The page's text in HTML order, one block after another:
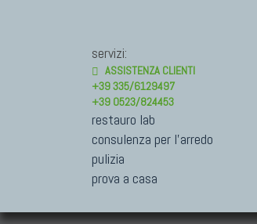
servizi:
ASSISTENZA CLIENTI
+39 335/6129497
+39 0523/824453
restauro lab
consulenza per l'arredo
pulizia
prova a casa